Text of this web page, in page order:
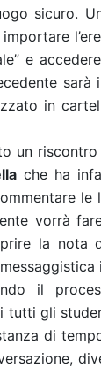
sicuro.
e
in
un
che ha
le
vorrà
la nota
il
gli
di